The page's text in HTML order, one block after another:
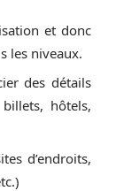
et donc
les niveaux.
des détails
hôtels,
d’endroits,